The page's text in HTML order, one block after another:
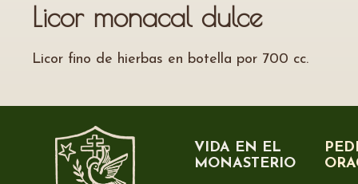
Licor monacal dulce
Licor fino de hierbas en botella por 700 cc.
VIDA EN EL
MONASTERIO